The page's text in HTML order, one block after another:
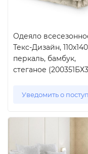
Одеяло
Текс-Дизайн,
перкаль, бамбук,
стеганое
Уведомить о